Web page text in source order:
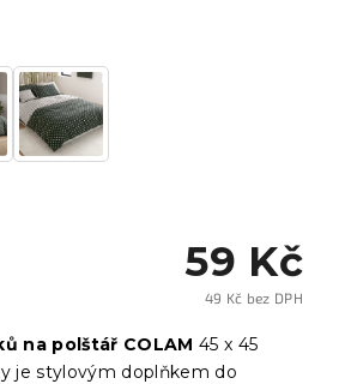
59 Kč
49 Kč bez DPH
na polštář COLAM 45 x 45
je stylovým doplňkem do